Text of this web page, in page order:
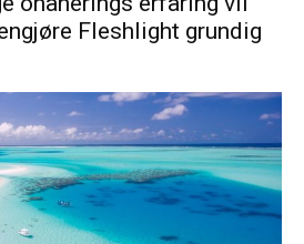
Fleshlight grundig